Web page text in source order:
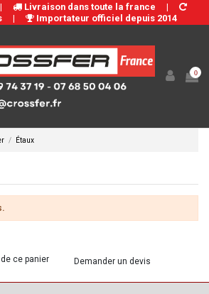
Livraison dans toute la france
|
| Importateur officiel depuis 2014
0
Étaux
ce panier Demander un devis